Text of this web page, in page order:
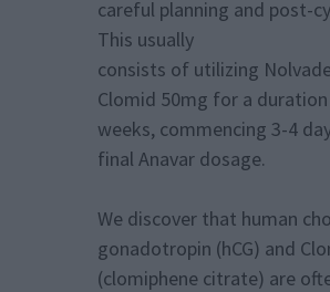
careful planning and post-
This usually
consists of utilizing
Clomid 50mg for a
weeks, commencing 3-4
final Anavar dosage.
We discover that human
gonadotropin (hCG) and
(clomiphene citrate) are